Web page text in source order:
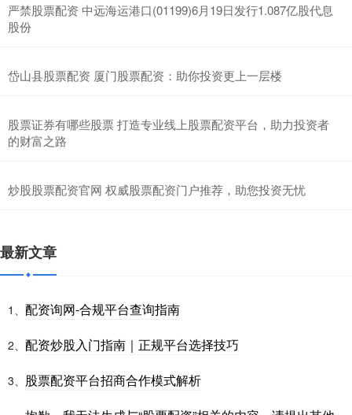
严禁股票配资 中远海运港口(01199)6月19日发行1.087亿股代息
股份
岱山县股票配资 厦门股票配资：助你投资更上一层楼
股票证券有哪些股票 打造专业线上股票配资平台，助力投资者
的财富之路
炒股股票配资官网 权威股票配资门户推荐，助您投资无忧
最新文章
1、 配资询网-合规平台查询指南
2、 配资炒股入门指南｜正规平台选择技巧
3、 股票配资平台招商合作模式解析